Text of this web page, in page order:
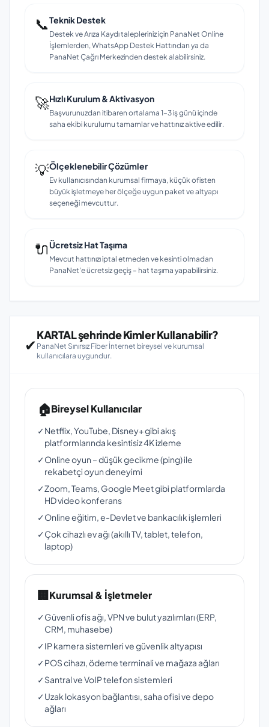
📞Teknik Destek
Destek ve Arıza Kaydı talepleriniz için PanaNet Online
İşlemlerden, WhatsApp Destek Hattından ya da
PanaNet Çağrı Merkezinden destek alabilirsiniz.
🚀Hızlı Kurulum & Aktivasyon
Başvurunuzdan itibaren ortalama 1–3 iş günü içinde
saha ekibi kurulumu tamamlar ve hattınız aktive edilir.
💡Ölçeklenebilir Çözümler
Ev kullanıcısından kurumsal firmaya, küçük ofisten
büyük işletmeye her ölçeğe uygun paket ve altyapı
seçeneği mevcuttur.
🔌Ücretsiz Hat Taşıma
Mevcut hattınızı iptal etmeden ve kesinti olmadan
PanaNet'e ücretsiz geçiş – hat taşıma yapabilirsiniz.
✔
KARTAL şehrinde Kimler Kullanabilir?
PanaNet Sınırsız Fiber İnternet bireysel ve kurumsal
kullanıcılara uygundur.
🏠Bireysel Kullanıcılar
✓Netflix, YouTube, Disney+ gibi akış
platformlarında kesintisiz 4K izleme
✓Online oyun – düşük gecikme (ping) ile
rekabetçi oyun deneyimi
✓Zoom, Teams, Google Meet gibi platformlarda
HD video konferans
✓Online eğitim, e-Devlet ve bankacılık işlemleri
✓Çok cihazlı ev ağı (akıllı TV, tablet, telefon,
laptop)
🏢Kurumsal & İşletmeler
✓Güvenli ofis ağı, VPN ve bulut yazılımları (ERP,
CRM, muhasebe)
✓IP kamera sistemleri ve güvenlik altyapısı
✓POS cihazı, ödeme terminali ve mağaza ağları
✓Santral ve VoIP telefon sistemleri
✓Uzak lokasyon bağlantısı, saha ofisi ve depo
ağları